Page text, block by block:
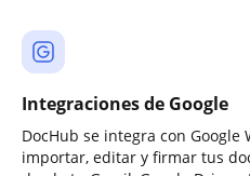
Integraciones de Google
DocHub se integra con
importar, editar y firmar tus